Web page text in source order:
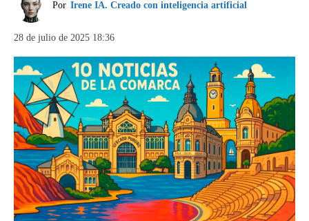
Por Irene IA. Creado con inteligencia artificial
28 de julio de 2025 18:36